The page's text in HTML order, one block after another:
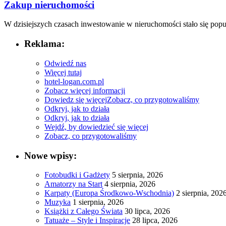
Zakup nieruchomości
W dzisiejszych czasach inwestowanie w nieruchomości ‌stało się⁢
Reklama:
Odwiedź nas
Więcej tutaj
hotel-logan.com.pl
Zobacz więcej informacji
Dowiedz się więcejZobacz, co przygotowaliśmy
Odkryj, jak to działa
Odkryj, jak to działa
Wejdź, by dowiedzieć się więcej
Zobacz, co przygotowaliśmy
Nowe wpisy:
Fotobudki i Gadżety 5 sierpnia, 2026
Amatorzy na Start 4 sierpnia, 2026
Karpaty (Europa Środkowo-Wschodnia) 2 sierpnia,
Muzyka 1 sierpnia, 2026
Książki z Całego Świata 30 lipca, 2026
Tatuaże – Style i Inspiracje 28 lipca, 2026